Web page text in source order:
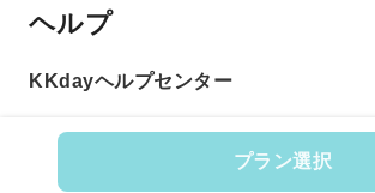
プラン選択
ヘルプ
KKdayヘルプセンター